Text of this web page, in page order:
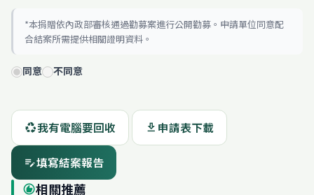
*本捐贈依內政部審核通過勸募案進行公開勸募。申請單位同意配
合結案所需提供相關證明資料。
同意 不同意
recycling我有電腦要回收 download 申請表下載
edit_note填寫結案報告
recommend相關推薦